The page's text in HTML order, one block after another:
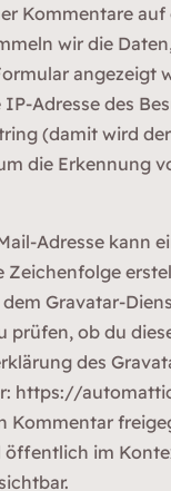
Kommentare auf
wir die
angezeigt
Adresse des
(damit wird
die Erkennung
Adresse kann
Zeichenfolge
Gravatar-
prüfen, ob du
des
https://
Kommentar
im